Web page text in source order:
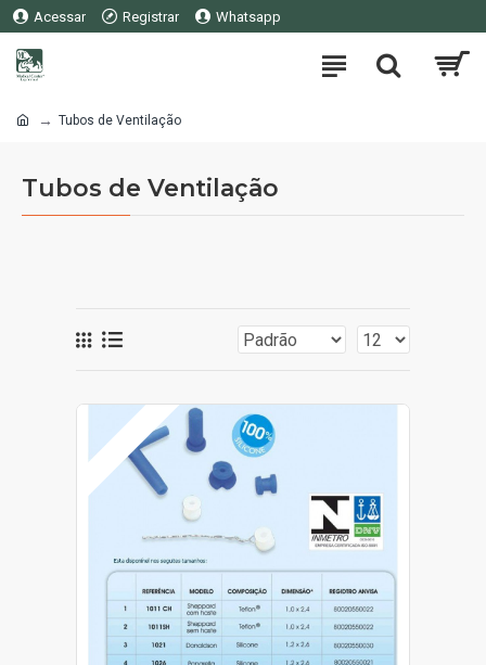
Acessar Registrar Whatsapp
Tubos de Ventilação
Tubos de Ventilação
SOB ORÇAMENTO